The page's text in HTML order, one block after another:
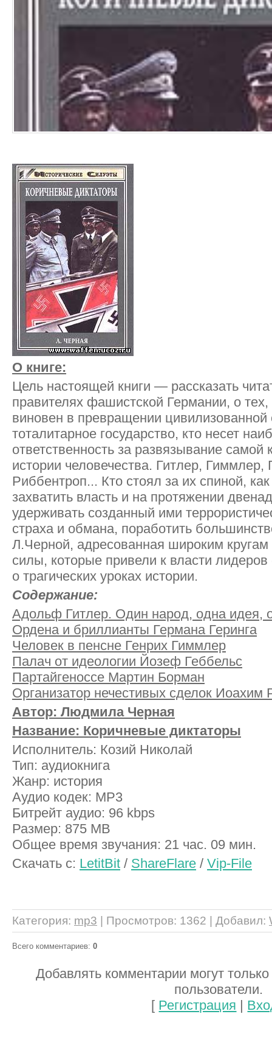
О книге:
Цель настоящей книги — рассказать
правителях фашистской Германии, о тех,
виновен в превращении
тоталитарное государство, кто несет
ответственность за развязывание
истории человечества. Гитлер,
Риббентроп... Кто стоял за их спиной,
захватить власть и на протяжении
удерживать созданный ими
страха и обмана, поработить
Л.Черной, адресованная широким кругам
силы, которые привели к власти
о трагических уроках истории.
Содержание:
Адольф Гитлер. Один народ, одна идея,
Ордена и бриллианты Германа Геринга
Человек в пенсне Генрих Гиммлер
Палач от идеологии Йозеф Геббельс
Партайгеноссе Мартин Борман
Организатор нечестивых сделок Иоахим
Автор: Людмила Черная
Название: Коричневые диктаторы
Исполнитель: Козий Николай
Тип: аудиокнига
Жанр: история
Аудио кодек: MP3
Битрейт аудио: 96 kbps
Размер: 875 MB
Общее время звучания: 21 час. 09 мин.
Скачать с: LetitBit / ShareFlare / Vip-File
Категория: mp3 Просмотров: 1362 | Добавил:
Всего комментариев: 0
Добавлять комментарии могут
пользователи.
[ Регистрация |